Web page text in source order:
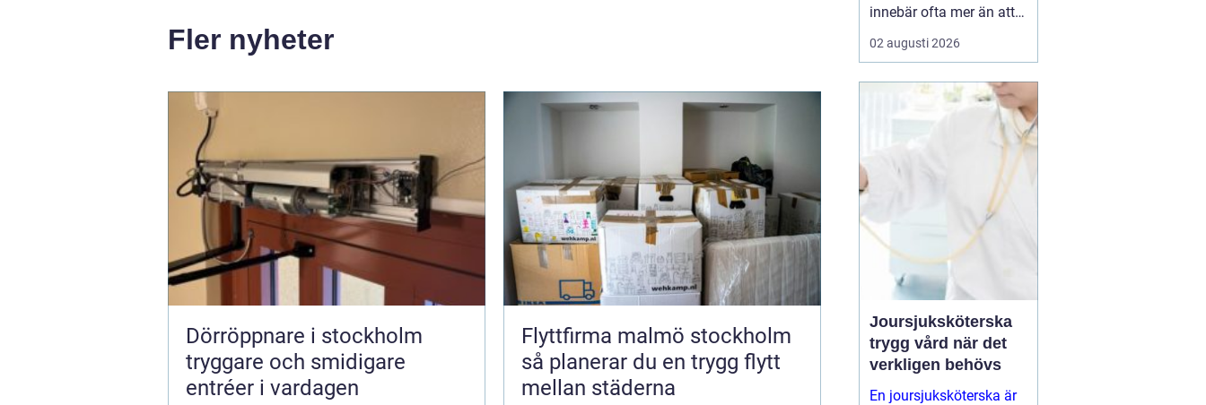
Fler nyheter
Dörröppnare i stockholm
tryggare och smidigare
entréer i vardagen
Flyttfirma malmö stockholm
så planerar du en trygg flytt
mellan städerna
innebär ofta mer än att
bara bära kartonger.
Många ska samordna
och ibland även
magasinering av möbler.
Med rätt planering och
02 augusti 2026
Joursjuksköterska
trygg vård när det
verkligen behövs
En joursjuksköterska är